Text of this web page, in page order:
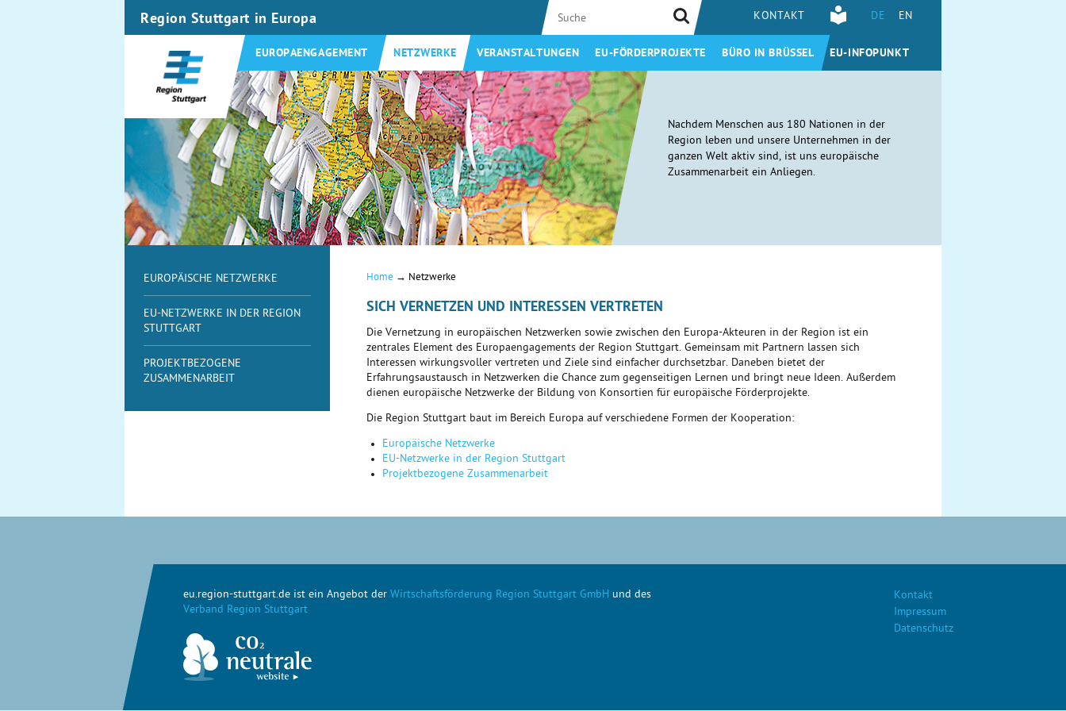
Region Stuttgart in Europa KONTAKT DE EN
EUROPAENGAGEMENT NETZWERKE VERANSTALTUNGEN EU-FÖRDERPROJEKTE BÜRO IN BRÜSSEL EU-INFOPUNKT
Nachdem Menschen aus 180 Nationen in der
Region leben und unsere Unternehmen in der
ganzen Welt aktiv sind, ist uns europäische
Zusammenarbeit ein Anliegen.
EUROPÄISCHE NETZWERKE
EU-NETZWERKE IN DER REGION
STUTTGART
PROJEKTBEZOGENE
ZUSAMMENARBEIT
Home → Netzwerke
SICH VERNETZEN UND INTERESSEN VERTRETEN
Die Vernetzung in europäischen Netzwerken sowie zwischen den Europa-Akteuren in der Region ist ein
zentrales Element des Europaengagements der Region Stuttgart. Gemeinsam mit Partnern lassen sich
Interessen wirkungsvoller vertreten und Ziele sind einfacher durchsetzbar. Daneben bietet der
Erfahrungsaustausch in Netzwerken die Chance zum gegenseitigen Lernen und bringt neue Ideen. Außerdem
dienen europäische Netzwerke der Bildung von Konsortien für europäische Förderprojekte.
Die Region Stuttgart baut im Bereich Europa auf verschiedene Formen der Kooperation:
Europäische Netzwerke
EU-Netzwerke in der Region Stuttgart
Projektbezogene Zusammenarbeit
Kontakt
Impressum
Datenschutz
eu.region-stuttgart.de ist ein Angebot der Wirtschaftsförderung Region Stuttgart GmbH und des
Verband Region Stuttgart